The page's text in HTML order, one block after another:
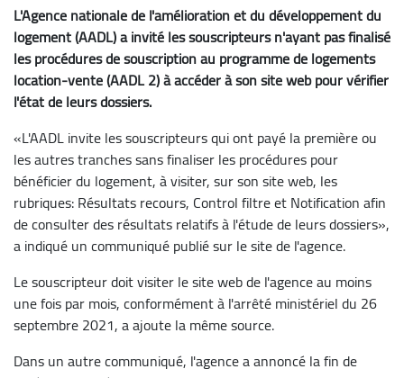
L'Agence nationale de l'amélioration et du développement du
logement (AADL) a invité les souscripteurs n'ayant pas finalisé
les procédures de souscription au programme de logements
location-vente (AADL 2) à accéder à son site web pour vérifier
l'état de leurs dossiers.
«L'AADL invite les souscripteurs qui ont payé la première ou
les autres tranches sans finaliser les procédures pour
bénéficier du logement, à visiter, sur son site web, les
rubriques: Résultats recours, Control filtre et Notification afin
de consulter des résultats relatifs à l'étude de leurs dossiers»,
a indiqué un communiqué publié sur le site de l'agence.
Le souscripteur doit visiter le site web de l'agence au moins
une fois par mois, conformément à l'arrêté ministériel du 26
septembre 2021, a ajoute la même source.
Dans un autre communiqué, l'agence a annoncé la fin de